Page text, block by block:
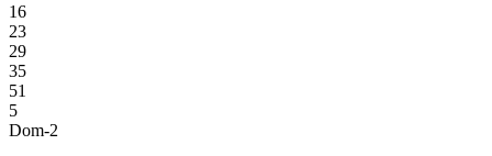
16
23
29
35
51
5
Dom-2